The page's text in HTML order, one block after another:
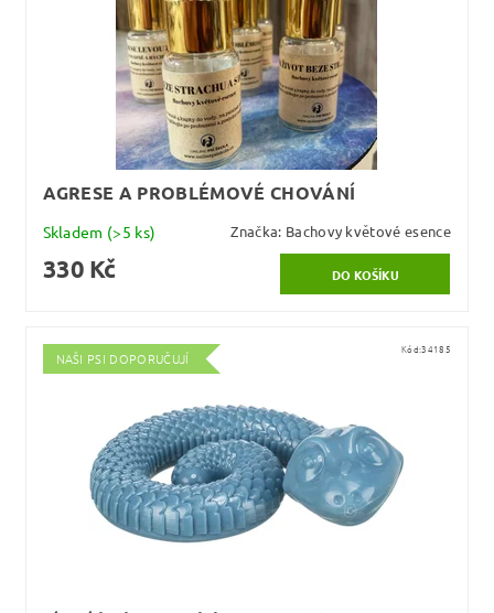
AGRESE A PROBLÉMOVÉ CHOVÁNÍ
Skladem (>5 ks) Značka: Bachovy květové esence
330 Kč
NAŠI PSI DOPORUČUJÍ
Kód:34185